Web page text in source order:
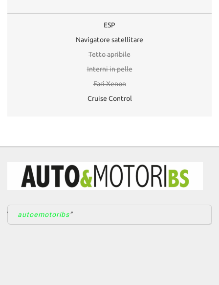
ESP
Navigatore satellitare
Tetto apribile
Interni in pelle
Fari Xenon
Cruise Control
autoemotoribs